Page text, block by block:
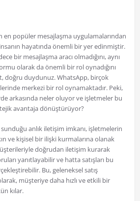
popüler mesajlaşma uygulamalarından
hayatında önemli bir yer edinmiştir.
bir mesajlaşma aracı olmadığını, aynı
olarak da önemli bir rol oynadığını
doğru duydunuz. WhatsApp, birçok
merkezi bir rol oynamaktadır. Peki,
arkasında neler oluyor ve işletmeler bu
avantaja dönüştürüyor?
anlık iletişim imkanı, işletmelerin
ve kişisel bir ilişki kurmalarına olanak
doğrudan iletişim kurarak
yanıtlayabilir ve hatta satışları bu
Bu, geleneksel satış
müşteriye daha hızlı ve etkili bir
kılar.